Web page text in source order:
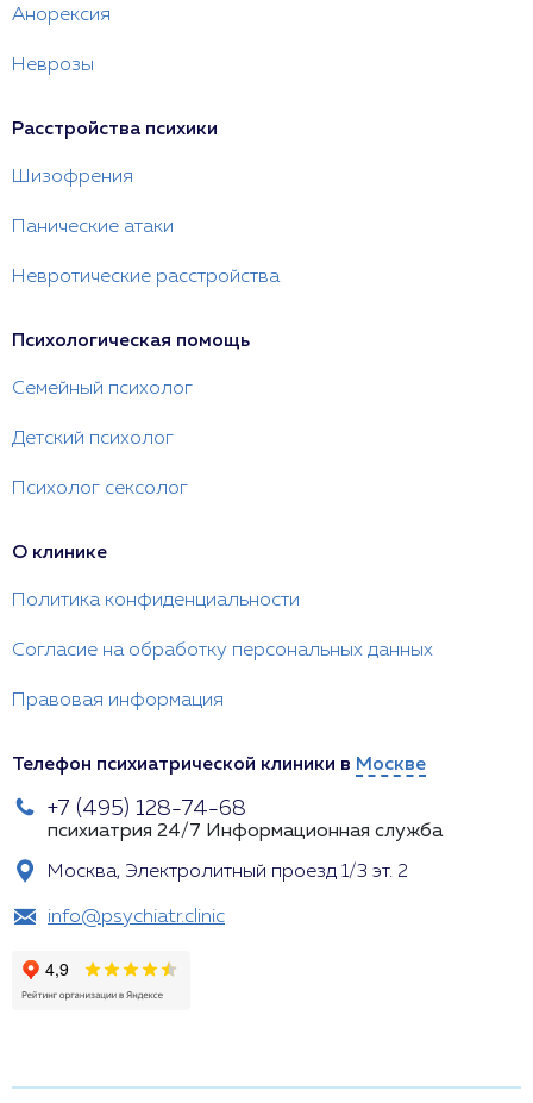
Анорексия
Неврозы
Расстройства психики
Шизофрения
Панические атаки
Невротические расстройства
Психологическая помощь
Семейный психолог
Детский психолог
Психолог сексолог
О клинике
Политика конфиденциальности
Согласие на обработку персональных данных
Правовая информация
Телефон психиатрической клиники в Москве
+7 (495) 128-74-68
психиатрия 24/7 Информационная служба
Москва, Электролитный проезд 1/3 эт. 2
info@psychiatr.clinic